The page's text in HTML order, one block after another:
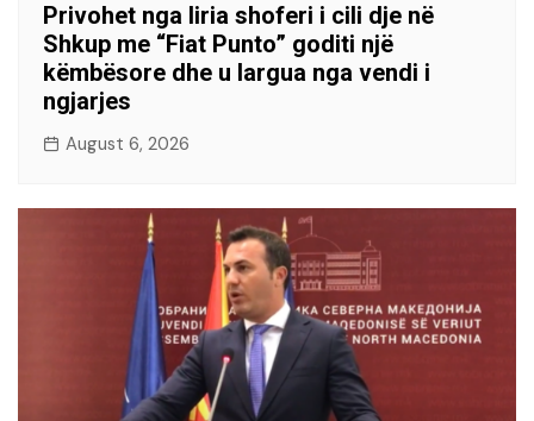
Privohet nga liria shoferi i cili dje në
Shkup me “Fiat Punto” goditi një
këmbësore dhe u largua nga vendi i
ngjarjes
August 6, 2026